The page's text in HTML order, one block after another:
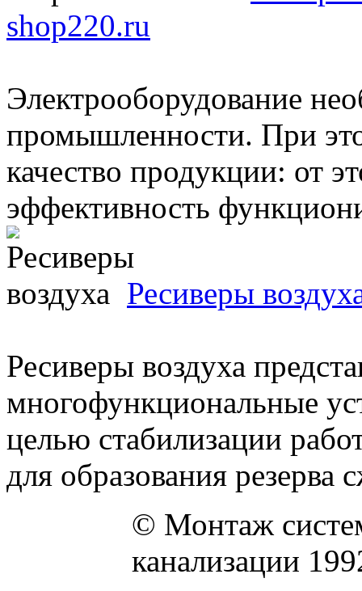
shop220.ru
Электрооборудование
промышленности. При
качество продукции: от
эффективность
Ресиверы
Ресиверы воздуха
многофункциональные
целью стабилизации
для образования резерва
© Монтаж
канализации